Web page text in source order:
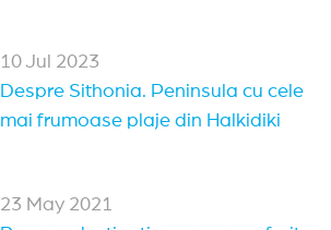
10 Jul 2023
Despre Sithonia. Peninsula cu cele
mai frumoase plaje din Halkidiki
23 May 2021